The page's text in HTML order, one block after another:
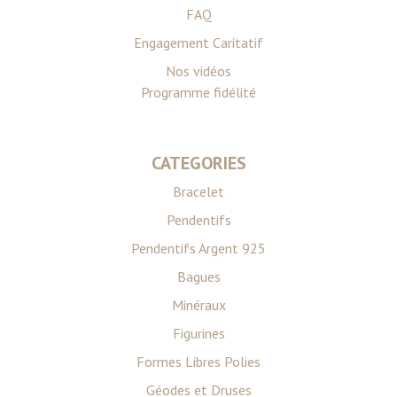
FAQ
Engagement Caritatif
Nos vidéos
Programme fidélité
CATEGORIES
Bracelet
Pendentifs
Pendentifs Argent 925
Bagues
Minéraux
Figurines
Formes Libres Polies
Géodes et Druses